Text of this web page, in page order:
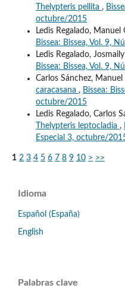
Thelypteris pellita ,
octubre/2015
Ledis Regalado, Manuel
Bissea: Bissea, Vol. 9,
Ledis Regalado,
Bissea: Bissea, Vol. 9,
Carlos Sánchez, Manuel
caracasana , Bissea:
octubre/2015
Ledis Regalado, Carlos
Thelypteris leptocladia ,
Especial 3, octubre/
1 2 3 4 5 6 7 8 9 10 > >>
Idioma
Español (España)
English
Palabras clave